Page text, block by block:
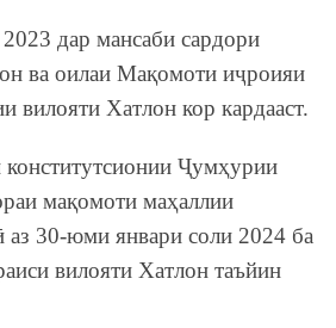
дар мансаби сардори
ва оилаи Мақомоти иҷроияи
вилояти Хатлон кор кардааст.
Ҷумҳурии
мақомоти маҳаллии
аз 30-юми январи соли 2024 ба
вилояти Хатлон таъйин